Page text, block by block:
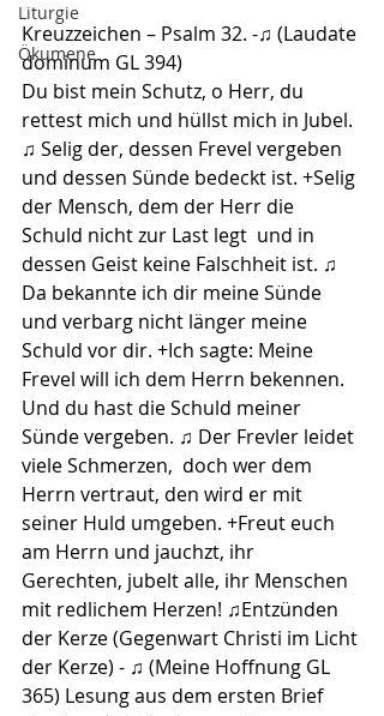
Liturgie
Ökumene
Kreuzzeichen – Psalm 32. -♫ (Laudate
dominum GL 394)
Du bist mein Schutz, o Herr, du
rettest mich und hüllst mich in Jubel.
♫ Selig der, dessen Frevel vergeben
und dessen Sünde bedeckt ist. +Selig
der Mensch, dem der Herr die
Schuld nicht zur Last legt  und in
dessen Geist keine Falschheit ist. ♫
Da bekannte ich dir meine Sünde
und verbarg nicht länger meine
Schuld vor dir. +Ich sagte: Meine
Frevel will ich dem Herrn bekennen.
Und du hast die Schuld meiner
Sünde vergeben. ♫ Der Frevler leidet
viele Schmerzen,  doch wer dem
Herrn vertraut, den wird er mit
seiner Huld umgeben. +Freut euch
am Herrn und jauchzt, ihr
Gerechten, jubelt alle, ihr Menschen
mit redlichem Herzen! ♫Entzünden
der Kerze (Gegenwart Christi im Licht
der Kerze) - ♫ (Meine Hoffnung GL
365) Lesung aus dem ersten Brief